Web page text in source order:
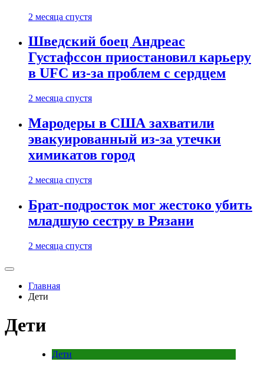
2 месяца спустя
Шведский боец Андреас
Густафссон приостановил карьеру
в UFC из-за проблем с сердцем
2 месяца спустя
Мародеры в США захватили
эвакуированный из-за утечки
химикатов город
2 месяца спустя
Брат-подросток мог жестоко убить
младшую сестру в Рязани
2 месяца спустя
Главная
Дети
Дети
Дети